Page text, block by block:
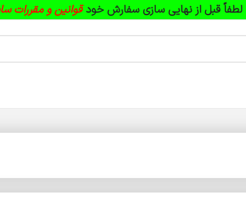
لطفاً قبل از نهایی سازی سفارش خودقوانین و مقررات